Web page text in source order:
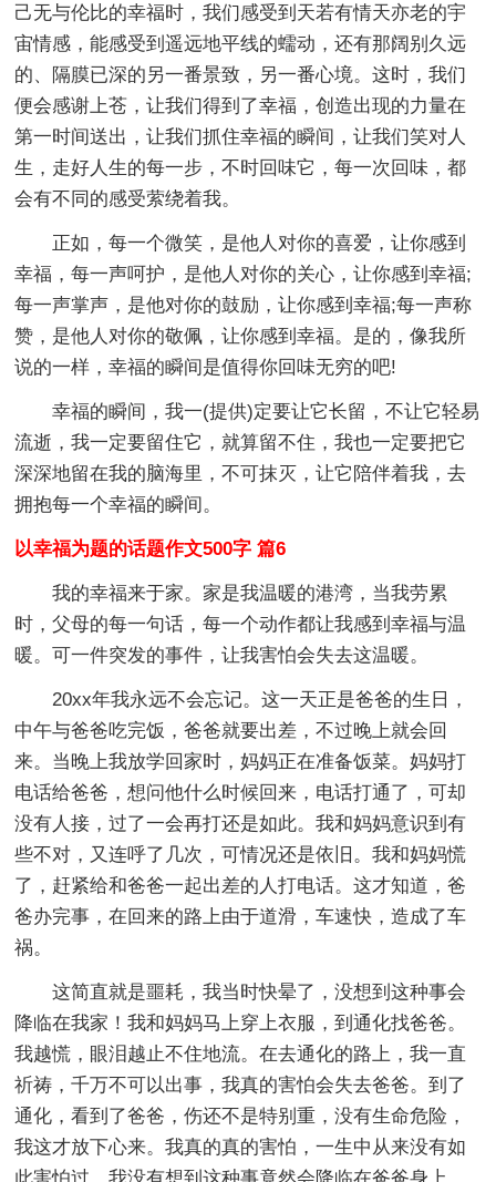
己无与伦比的幸福时，我们感受到天若有情天亦老的宇
宙情感，能感受到遥远地平线的蠕动，还有那阔别久远
的、隔膜已深的另一番景致，另一番心境。这时，我们
便会感谢上苍，让我们得到了幸福，创造出现的力量在
第一时间送出，让我们抓住幸福的瞬间，让我们笑对人
生，走好人生的每一步，不时回味它，每一次回味，都
会有不同的感受萦绕着我。
正如，每一个微笑，是他人对你的喜爱，让你感到
幸福，每一声呵护，是他人对你的关心，让你感到幸福;
每一声掌声，是他对你的鼓励，让你感到幸福;每一声称
赞，是他人对你的敬佩，让你感到幸福。是的，像我所
说的一样，幸福的瞬间是值得你回味无穷的吧!
幸福的瞬间，我一(提供)定要让它长留，不让它轻易
流逝，我一定要留住它，就算留不住，我也一定要把它
深深地留在我的脑海里，不可抹灭，让它陪伴着我，去
拥抱每一个幸福的瞬间。
以幸福为题的话题作文500字 篇6
我的幸福来于家。家是我温暖的港湾，当我劳累
时，父母的每一句话，每一个动作都让我感到幸福与温
暖。可一件突发的事件，让我害怕会失去这温暖。
20xx年我永远不会忘记。这一天正是爸爸的生日，
中午与爸爸吃完饭，爸爸就要出差，不过晚上就会回
来。当晚上我放学回家时，妈妈正在准备饭菜。妈妈打
电话给爸爸，想问他什么时候回来，电话打通了，可却
没有人接，过了一会再打还是如此。我和妈妈意识到有
些不对，又连呼了几次，可情况还是依旧。我和妈妈慌
了，赶紧给和爸爸一起出差的人打电话。这才知道，爸
爸办完事，在回来的路上由于道滑，车速快，造成了车
祸。
这简直就是噩耗，我当时快晕了，没想到这种事会
降临在我家！我和妈妈马上穿上衣服，到通化找爸爸。
我越慌，眼泪越止不住地流。在去通化的路上，我一直
祈祷，千万不可以出事，我真的害怕会失去爸爸。到了
通化，看到了爸爸，伤还不是特别重，没有生命危险，
我这才放下心来。我真的真的害怕，一生中从来没有如
此害怕过。我没有想到这种事竟然会降临在爸爸身上，